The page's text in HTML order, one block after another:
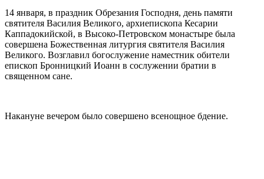
14 января, в праздник Обрезания Господня, день памяти
святителя Василия Великого, архиепископа Кесарии
Каппадокийской, в Высоко-Петровском монастыре была
совершена Божественная литургия святителя Василия
Великого. Возглавил богослужение наместник обители
епископ Бронницкий Иоанн в сослужении братии в
священном сане.
Накануне вечером было совершено всенощное бдение.